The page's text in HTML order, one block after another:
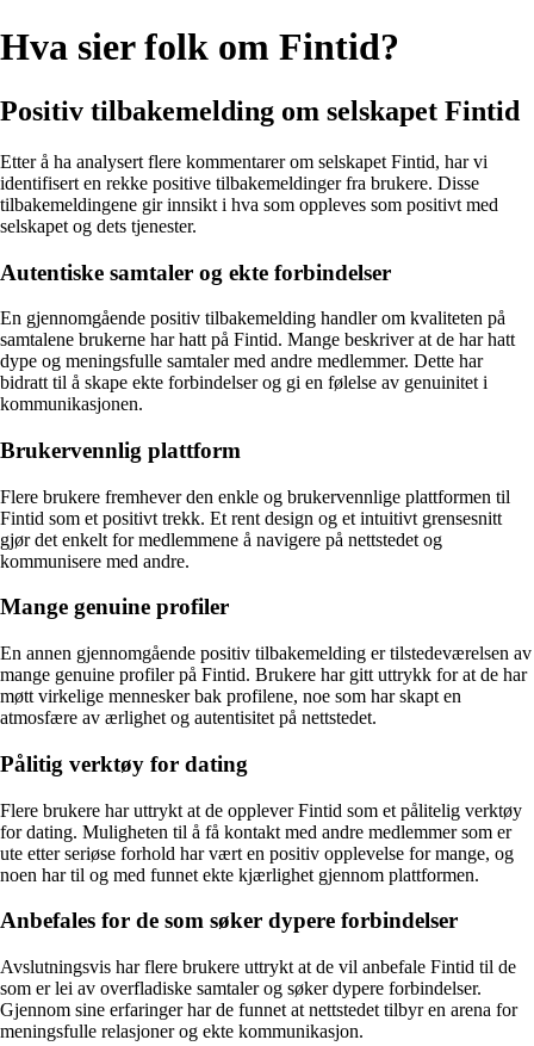
Hva sier folk om Fintid?
Positiv tilbakemelding om selskapet Fintid
Etter å ha analysert flere kommentarer om selskapet Fintid, har vi
identifisert en rekke positive tilbakemeldinger fra brukere. Disse
tilbakemeldingene gir innsikt i hva som oppleves som positivt med
selskapet og dets tjenester.
Autentiske samtaler og ekte forbindelser
En gjennomgående positiv tilbakemelding handler om kvaliteten på
samtalene brukerne har hatt på Fintid. Mange beskriver at de har hatt
dype og meningsfulle samtaler med andre medlemmer. Dette har
bidratt til å skape ekte forbindelser og gi en følelse av genuinitet i
kommunikasjonen.
Brukervennlig plattform
Flere brukere fremhever den enkle og brukervennlige plattformen til
Fintid som et positivt trekk. Et rent design og et intuitivt grensesnitt
gjør det enkelt for medlemmene å navigere på nettstedet og
kommunisere med andre.
Mange genuine profiler
En annen gjennomgående positiv tilbakemelding er tilstedeværelsen av
mange genuine profiler på Fintid. Brukere har gitt uttrykk for at de har
møtt virkelige mennesker bak profilene, noe som har skapt en
atmosfære av ærlighet og autentisitet på nettstedet.
Pålitig verktøy for dating
Flere brukere har uttrykt at de opplever Fintid som et pålitelig verktøy
for dating. Muligheten til å få kontakt med andre medlemmer som er
ute etter seriøse forhold har vært en positiv opplevelse for mange, og
noen har til og med funnet ekte kjærlighet gjennom plattformen.
Anbefales for de som søker dypere forbindelser
Avslutningsvis har flere brukere uttrykt at de vil anbefale Fintid til de
som er lei av overfladiske samtaler og søker dypere forbindelser.
Gjennom sine erfaringer har de funnet at nettstedet tilbyr en arena for
meningsfulle relasjoner og ekte kommunikasjon.